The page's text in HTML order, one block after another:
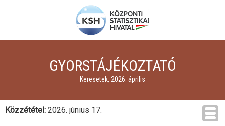
GYORSTÁJÉKOZTATÓ
Keresetek, 2026. április
Közzététel: 2026. június 17.